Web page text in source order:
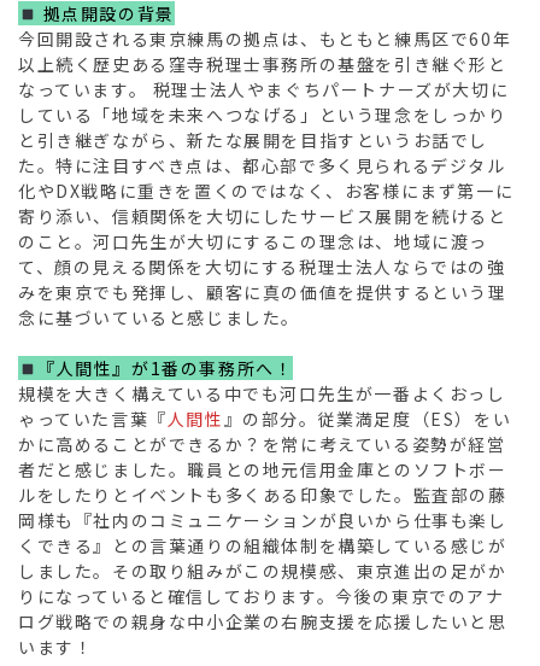
拠点開設の背景
今回開設される東京練馬の拠点は、もともと練馬区で60年
以上続く歴史ある窪寺税理士事務所の基盤を引き継ぐ形と
なっています。 税理士法人やまぐちパートナーズが大切に
している「地域を未来へつなげる」という理念をしっかり
と引き継ぎながら、新たな展開を目指すというお話でし
た。特に注目すべき点は、都心部で多く見られるデジタル
化やDX戦略に重きを置くのではなく、お客様にまず第一に
寄り添い、信頼関係を大切にしたサービス展開を続けると
のこと。河口先生が大切にするこの理念は、地域に渡っ
て、顔の見える関係を大切にする税理士法人ならではの強
みを東京でも発揮し、顧客に真の価値を提供するという理
念に基づいていると感じました。
『人間性』が1番の事務所へ！
規模を大きく構えている中でも河口先生が一番よくおっし
ゃっていた言葉『人間性』の部分。従業満足度（ES）をい
かに高めることができるか？を常に考えている姿勢が経営
者だと感じました。職員との地元信用金庫とのソフトボー
ルをしたりとイベントも多くある印象でした。監査部の藤
岡様も『社内のコミュニケーションが良いから仕事も楽し
くできる』との言葉通りの組織体制を構築している感じが
しました。その取り組みがこの規模感、東京進出の足がか
りになっていると確信しております。今後の東京でのアナ
ログ戦略での親身な中小企業の右腕支援を応援したいと思
います！